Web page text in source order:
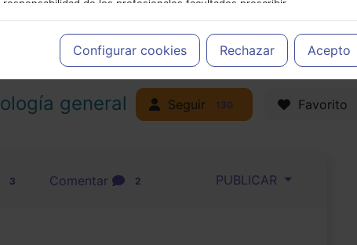
responsabilidad de los profesionales facultados prescribir
medicamentos y decidir, en cada caso concreto, el tratamiento más
adecuado a las necesidades del paciente.
Configurar cookies Rechazar Acepto
general Seguir 130 Favorito
3 Comentar 2 PUBLICAR